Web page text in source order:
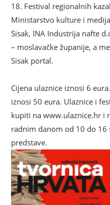
18. Festival regionalnih
Ministarstvo kulture i
Sisak, INA Industrija nafte
– moslavačke županije, a
Sisak portal.
Cijena ulaznice iznosi 6
iznosi 50 eura. Ulaznice i
kupiti na www.ulaznice.hr i
radnim danom od 10 do 16
predstave.